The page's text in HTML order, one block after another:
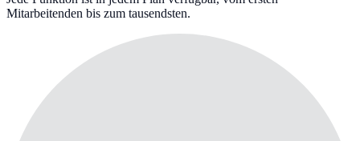
Mitarbeitenden bis zum tausendsten.